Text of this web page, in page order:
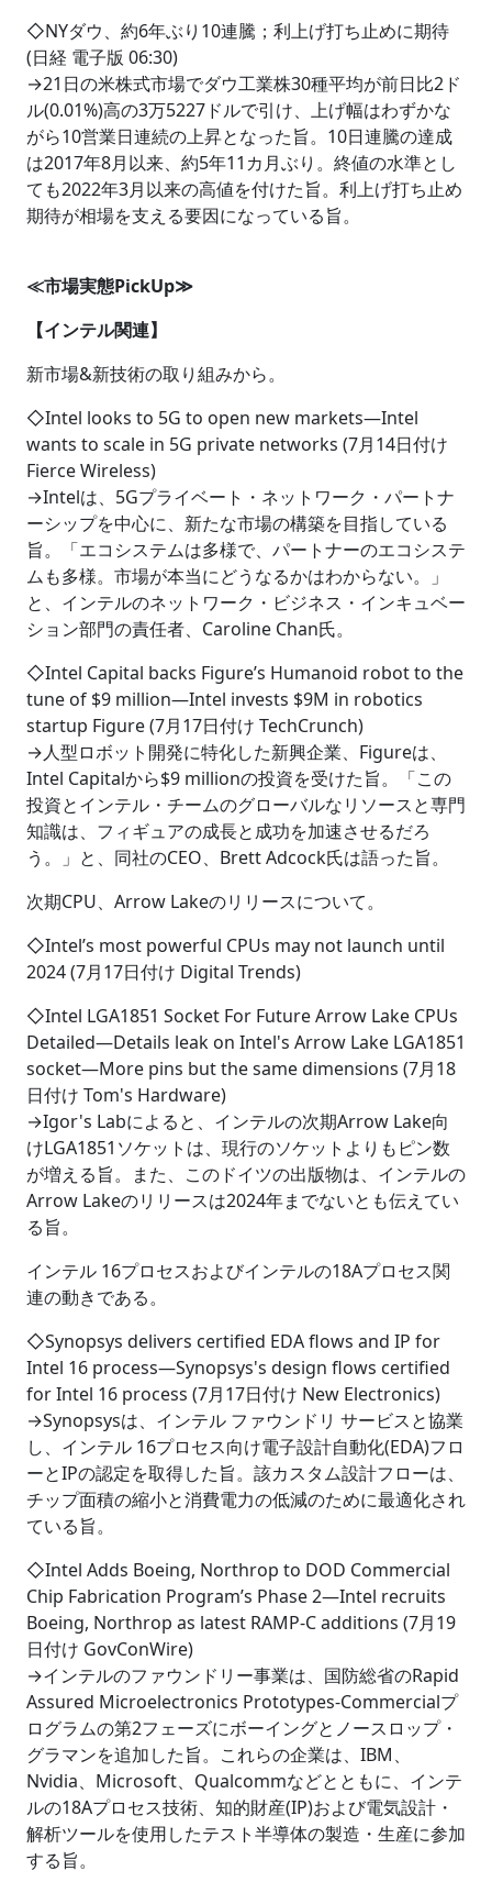
◇NYダウ、約6年ぶり10連騰；利上げ打ち止めに期待
(日経 電子版 06:30)
→21日の米株式市場でダウ工業株30種平均が前日比2ド
ル(0.01%)高の3万5227ドルで引け、上げ幅はわずかな
がら10営業日連続の上昇となった旨。10日連騰の達成
は2017年8月以来、約5年11カ月ぶり。終値の水準とし
ても2022年3月以来の高値を付けた旨。利上げ打ち止め
期待が相場を支える要因になっている旨。
≪市場実態PickUp≫
【インテル関連】
新市場&新技術の取り組みから。
◇Intel looks to 5G to open new markets―Intel
wants to scale in 5G private networks (7月14日付け
Fierce Wireless)
→Intelは、5Gプライベート・ネットワーク・パートナ
ーシップを中心に、新たな市場の構築を目指している
旨。「エコシステムは多様で、パートナーのエコシステ
ムも多様。市場が本当にどうなるかはわからない。」
と、インテルのネットワーク・ビジネス・インキュベー
ション部門の責任者、Caroline Chan氏。
◇Intel Capital backs Figure’s Humanoid robot to the
tune of $9 million―Intel invests $9M in robotics
startup Figure (7月17日付け TechCrunch)
→人型ロボット開発に特化した新興企業、Figureは、
Intel Capitalから$9 millionの投資を受けた旨。「この
投資とインテル・チームのグローバルなリソースと専門
知識は、フィギュアの成長と成功を加速させるだろ
う。」と、同社のCEO、Brett Adcock氏は語った旨。
次期CPU、Arrow Lakeのリリースについて。
◇Intel’s most powerful CPUs may not launch until
2024 (7月17日付け Digital Trends)
◇Intel LGA1851 Socket For Future Arrow Lake CPUs
Detailed―Details leak on Intel's Arrow Lake LGA1851
socket―More pins but the same dimensions (7月18
日付け Tom's Hardware)
→Igor's Labによると、インテルの次期Arrow Lake向
けLGA1851ソケットは、現行のソケットよりもピン数
が増える旨。また、このドイツの出版物は、インテルの
Arrow Lakeのリリースは2024年までないとも伝えてい
る旨。
インテル 16プロセスおよびインテルの18Aプロセス関
連の動きである。
◇Synopsys delivers certified EDA flows and IP for
Intel 16 process―Synopsys's design flows certified
for Intel 16 process (7月17日付け New Electronics)
→Synopsysは、インテル ファウンドリ サービスと協業
し、インテル 16プロセス向け電子設計自動化(EDA)フロ
ーとIPの認定を取得した旨。該カスタム設計フローは、
チップ面積の縮小と消費電力の低減のために最適化され
ている旨。
◇Intel Adds Boeing, Northrop to DOD Commercial
Chip Fabrication Program’s Phase 2―Intel recruits
Boeing, Northrop as latest RAMP-C additions (7月19
日付け GovConWire)
→インテルのファウンドリー事業は、国防総省のRapid
Assured Microelectronics Prototypes-Commercialプ
ログラムの第2フェーズにボーイングとノースロップ・
グラマンを追加した旨。これらの企業は、IBM、
Nvidia、Microsoft、Qualcommなどとともに、インテ
ルの18Aプロセス技術、知的財産(IP)および電気設計・
解析ツールを使用したテスト半導体の製造・生産に参加
する旨。